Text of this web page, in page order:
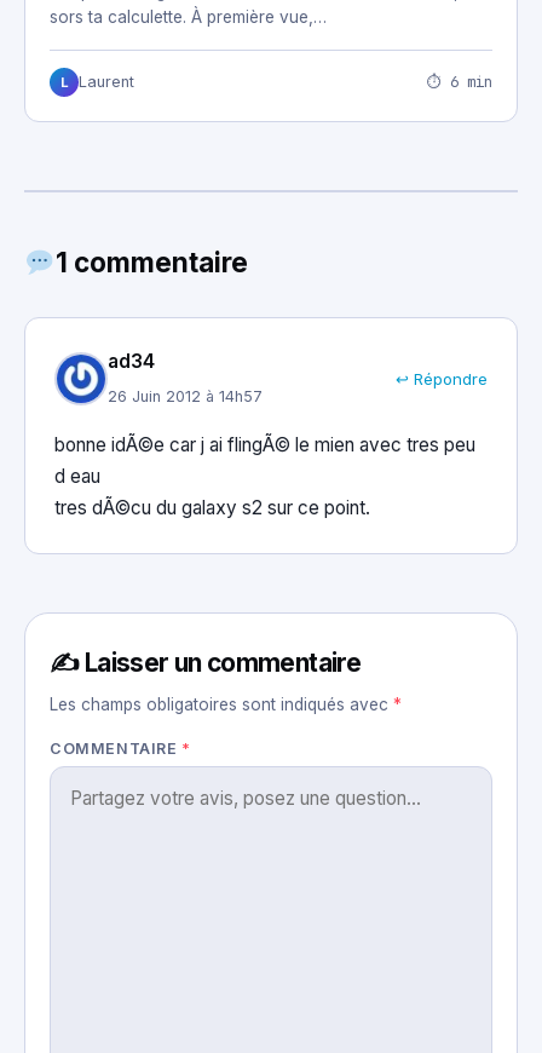
sors ta calculette. À première vue,…
L Laurent ⏱ 6 min
1 commentaire
ad34
26 Juin 2012 à 14h57
↩ Répondre
bonne idÃ©e car j ai flingÃ© le mien avec tres peu
d eau
tres dÃ©cu du galaxy s2 sur ce point.
✍️ Laisser un commentaire
Les champs obligatoires sont indiqués avec *
COMMENTAIRE *